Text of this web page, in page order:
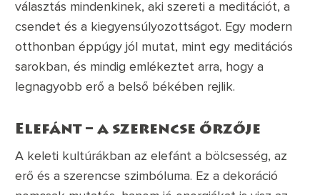
választás mindenkinek, aki szereti a meditációt, a
csendet és a kiegyensúlyozottságot. Egy modern
otthonban éppúgy jól mutat, mint egy meditációs
sarokban, és mindig emlékeztet arra, hogy a
legnagyobb erő a belső békében rejlik.
Elefánt – a szerencse őrzője
A keleti kultúrákban az elefánt a bölcsesség, az
erő és a szerencse szimbóluma. Ez a dekoráció